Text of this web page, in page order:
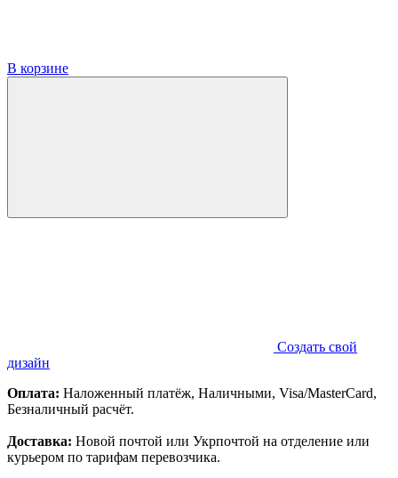
В корзине
Создать свой
дизайн
Оплата: Наложенный платёж, Наличными, Visa/MasterCard,
Безналичный расчёт.
Доставка: Новой почтой или Укрпочтой на отделение или
курьером по тарифам перевозчика.